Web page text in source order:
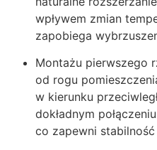
wpływem zmian
zapobiega
Montażu pierwszego
od rogu
w kierunku
dokładnym
co zapewni stabilność